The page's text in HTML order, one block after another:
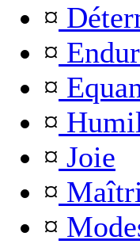
¤
¤
¤
¤
¤ Joie
¤
¤